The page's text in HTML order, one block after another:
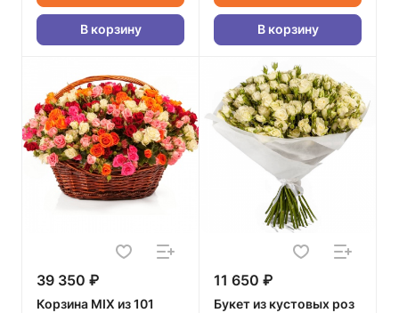
В корзину В корзину
39 350 ₽
Корзина MIX из 101
11 650 ₽
Букет из кустовых роз